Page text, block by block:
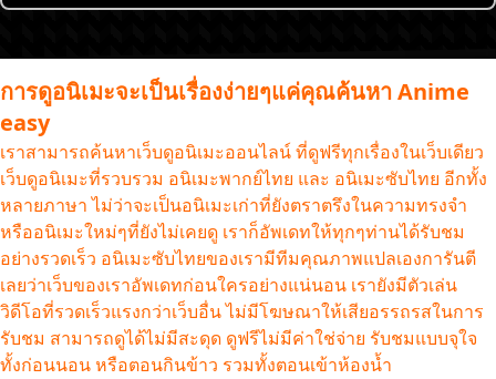
การดูอนิเมะจะเป็นเรื่องง่ายๆแค่คุณค้นหา Anime
easy
เราสามารถค้นหาเว็บดูอนิเมะออนไลน์ ที่ดูฟรีทุกเรื่องในเว็บเดียว
เว็บดูอนิเมะที่รวบรวม อนิเมะพากย์ไทย และ อนิเมะซับไทย อีกทั้ง
หลายภาษา ไม่ว่าจะเป็นอนิเมะเก่าที่ยังตราตรึงในความทรงจำ
หรืออนิเมะใหม่ๆที่ยังไม่เคยดู เราก็อัพเดทให้ทุกๆท่านได้รับชม
อย่างรวดเร็ว อนิเมะซับไทยของเรามีทีมคุณภาพแปลเองการันตี
เลยว่าเว็บของเราอัพเดทก่อนใครอย่างแน่นอน เรายังมีตัวเล่น
วิดีโอที่รวดเร็วแรงกว่าเว็บอื่น ไม่มีโฆษณาให้เสียอรรถรสในการ
รับชม สามารถดูได้ไม่มีสะดุด ดูฟรีไม่มีค่าใช่จ่าย รับชมแบบจุใจ
ทั้งก่อนนอน หรือตอนกินข้าว รวมทั้งตอนเข้าห้องน้ำ